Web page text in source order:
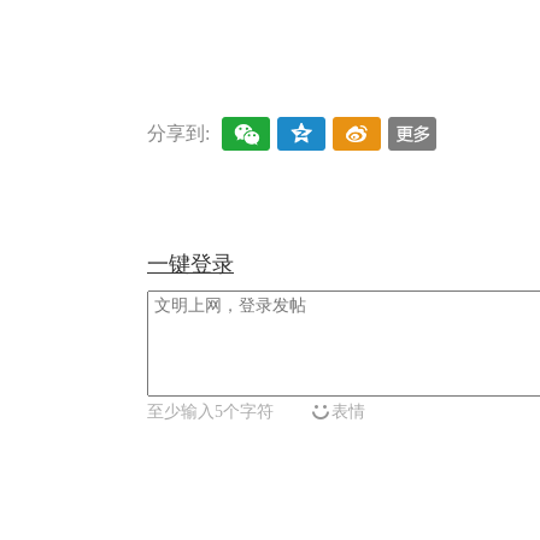
分享到:
一键登录
至少输入5个字符 表情